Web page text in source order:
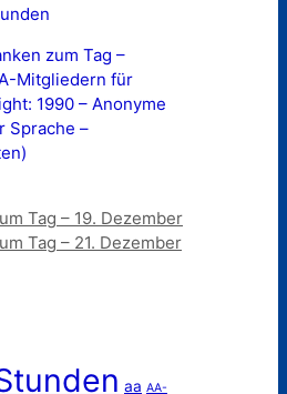
zum Tag –
Mitgliedern für
1990 – Anonyme
Sprache –
Tag – 19. Dezember
Tag – 21. Dezember
aa AA-